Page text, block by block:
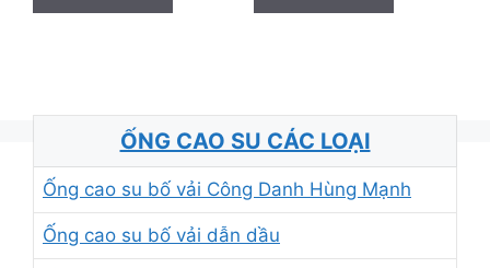
ỐNG CAO SU CÁC LOẠI
Ống cao su bố vải Công Danh Hùng Mạnh
Ống cao su bố vải dẫn dầu